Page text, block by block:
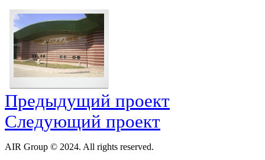
Предыдущий проект
Следующий проект
AIR Group © 2024. All rights reserved.